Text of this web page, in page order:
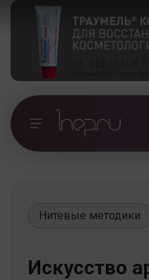
Нитевые методики
Искусство